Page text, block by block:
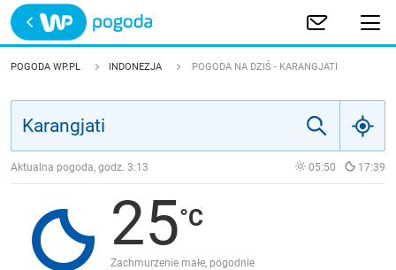
Trwa ładowanie
POLSKA
JAKOŚĆ POWIETRZA
POGODA WP.PL INDONEZJA POGODA NA DZIŚ - KARANGJATI
Aktualna pogoda, godz. 3:13 05:50 17:39
25
Zachmurzenie małe, pogodnie